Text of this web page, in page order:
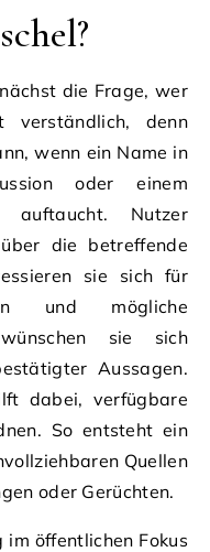
die Frage, wer
denn
wenn ein Name in
oder einem
auftaucht. Nutzer
die betreffende
sie sich für
und mögliche
sie sich
Aussagen.
dabei, verfügbare
So entsteht ein
Quellen
oder Gerüchten.
öffentlichen Fokus